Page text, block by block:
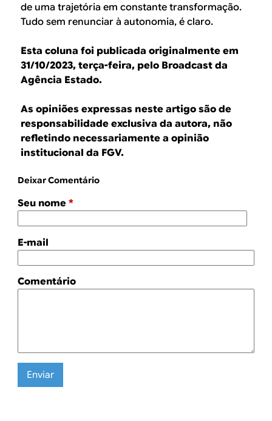
de uma trajetória em constante transformação.
Tudo sem renunciar à autonomia, é claro.
Esta coluna foi publicada originalmente em
31/10/2023, terça-feira, pelo Broadcast da
Agência Estado.
As opiniões expressas neste artigo são de
responsabilidade exclusiva da autora, não
refletindo necessariamente a opinião
institucional da FGV.
Deixar Comentário
Seu nome *
E-mail
Comentário